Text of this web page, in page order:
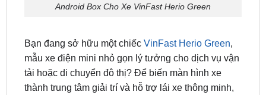
Bạn đang sở hữu một chiếcVinFast Herio Green
tải hoặc di chuyển đô thị? Để biến màn hình xe
thành trung tâm giải trí và hỗ trợ lái xe thông minh,
Android Box là phụ kiện hoàn hảo. Với khả năng
chạy các ứng dụng như YouTube, Netflix, Google